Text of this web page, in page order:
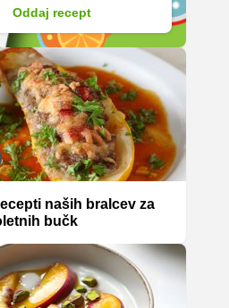
Oddaj recept
naših bralcev za
bučk